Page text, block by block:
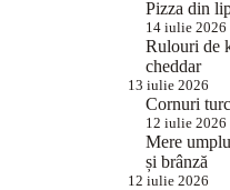
Pizza din
14 iulie 2026
Rulouri de
cheddar
13 iulie 2026
Cornuri
12 iulie 2026
Mere
și brânză
12 iulie 2026